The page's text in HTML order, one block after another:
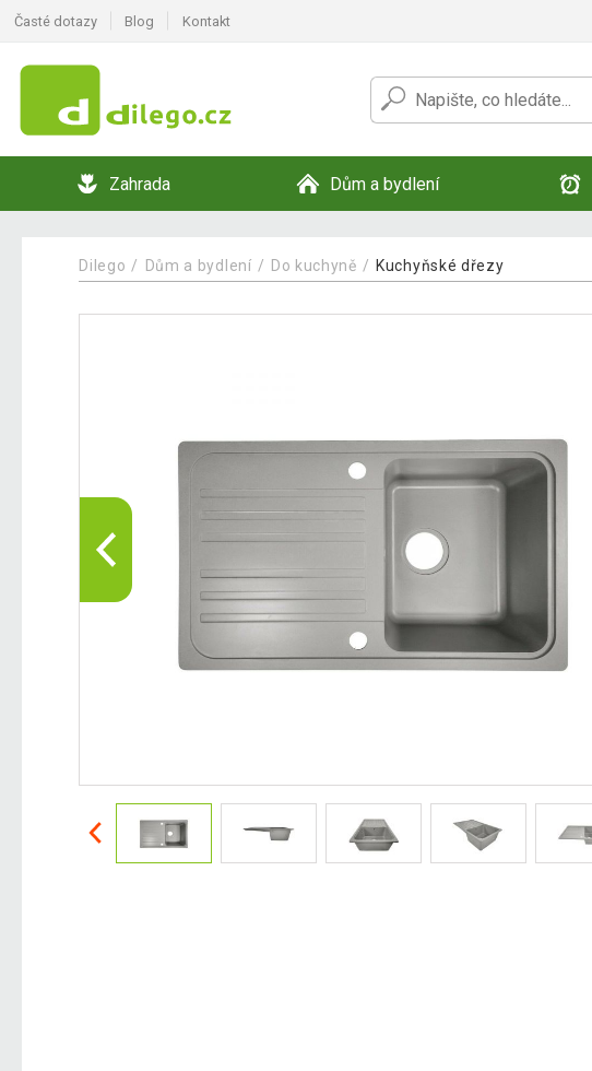
Časté dotazy Blog Kontakt
Zahrada Dům a bydlení
Dilego Dům a bydlení Do kuchyně Kuchyňské dřezy